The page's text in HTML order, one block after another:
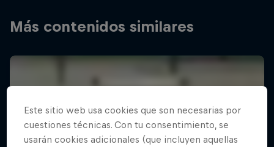
Más contenidos similares
Este sitio web usa cookies que son necesarias por
cuestiones técnicas. Con tu consentimiento, se
usarán cookies adicionales (que incluyen aquellas